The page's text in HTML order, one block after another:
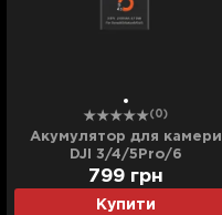
(0)
Акумулятор для камери
DJI 3/4/5Pro/6
Купити
799 грн